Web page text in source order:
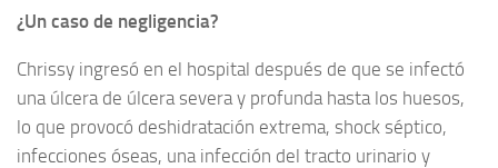
¿Un caso de negligencia?
Chrissy ingresó en el hospital después de que se infectó
una úlcera de úlcera severa y profunda hasta los huesos,
lo que provocó deshidratación extrema, shock séptico,
infecciones óseas, una infección del tracto urinario y